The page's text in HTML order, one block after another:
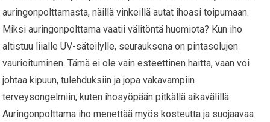
auringonpolttamasta, näillä vinkeillä autat ihoasi toipumaan.
Miksi auringonpolttama vaatii välitöntä huomiota? Kun iho
altistuu liialle UV-säteilylle, seurauksena on pintasolujen
vaurioituminen. Tämä ei ole vain esteettinen haitta, vaan voi
johtaa kipuun, tulehduksiin ja jopa vakavampiin
terveysongelmiin, kuten ihosyöpään pitkällä aikavälillä.
Auringonpolttama iho menettää myös kosteutta ja suojaavaa